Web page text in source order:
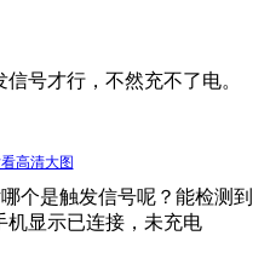
号才行，不然充不了电。
高清大图
个是触发信号呢？能检测到
机显示已连接，未充电